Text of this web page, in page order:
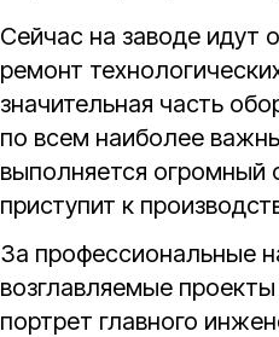
Сейчас на заводе идут
ремонт
значительная часть
по всем наиболее
выполняется огромный
приступит к
За профессиональные
возглавляемые
портрет главного